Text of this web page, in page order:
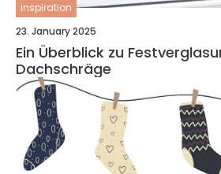
inspiration
23. January 2025
Ein Überblick zu
Dachschräge